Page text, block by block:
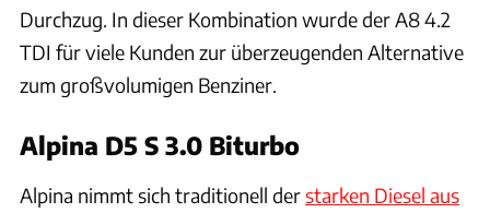
Durchzug. In dieser Kombination wurde der A8 4.2
TDI für viele Kunden zur überzeugenden Alternative
zum großvolumigen Benziner.
Alpina D5 S 3.0 Biturbo
Alpina nimmt sich traditionell derstarken Diesel aus